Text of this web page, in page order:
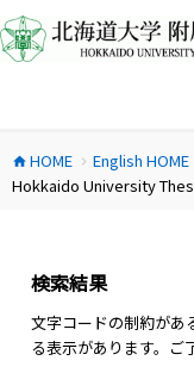
ン
テ
ス
キ
home HOME chevron_right English HOME
Hokkaido University
検索結果
文字コードの制約があ
る表示があります。ご